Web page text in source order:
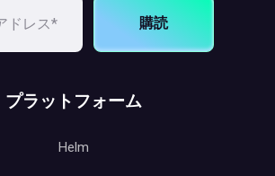
購読
プラットフォーム
Helm